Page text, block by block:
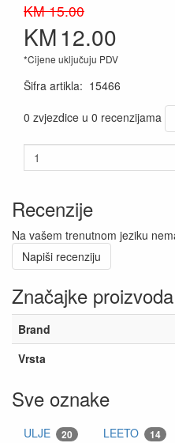
KM 15.00
KM12.00
*Cijene uključuju PDV
Šifra artikla: 15466
0 zvjezdice u 0 recenzijama
Recenzije
Na vašem trenutnom jeziku
Napiši recenziju
Značajke proizvoda
Brand
Vrsta
Sve oznake
ULJE 20 LEETO 14